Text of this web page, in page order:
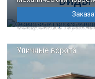
Секционные
Уличные ворота